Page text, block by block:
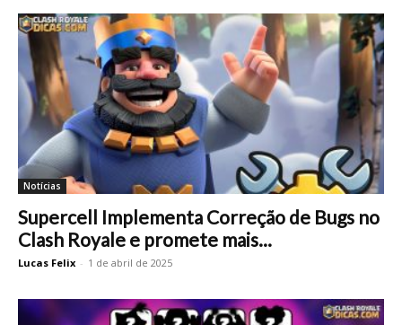
Notícias
Supercell Implementa Correção de Bugs no
Clash Royale e promete mais...
Lucas Felix - 1 de abril de 2025